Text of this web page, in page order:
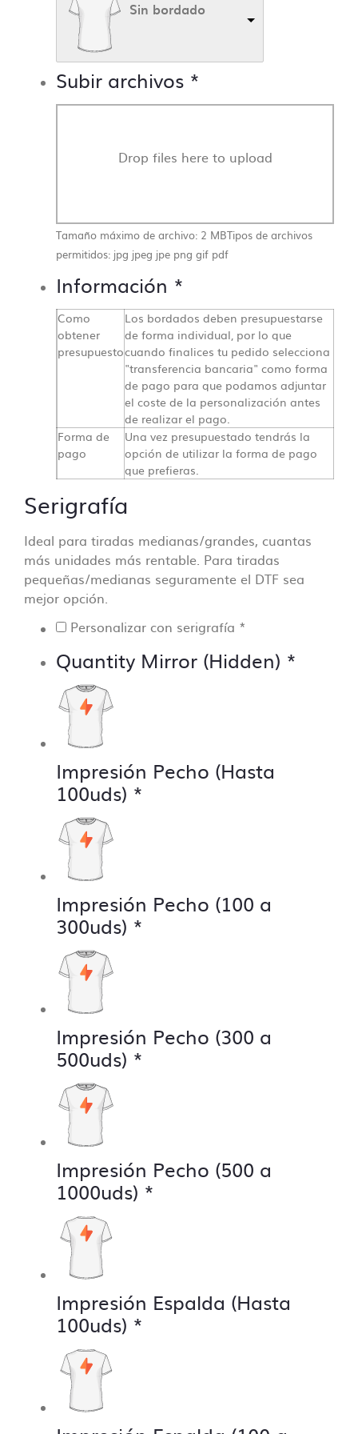
Sin bordado
Subir archivos *
Drop files here to upload
Tamaño máximo de archivo: 2 MBTipos de archivos
permitidos: jpg jpeg jpe png gif pdf
Información *
Como
obtener
presupuesto
Los bordados deben presupuestarse
de forma individual, por lo que
cuando finalices tu pedido selecciona
"transferencia bancaria" como forma
de pago para que podamos adjuntar
el coste de la personalización antes
de realizar el pago.
Forma de
pago
Una vez presupuestado tendrás la
opción de utilizar la forma de pago
que prefieras.
Serigrafía
Ideal para tiradas medianas/grandes, cuantas
más unidades más rentable. Para tiradas
pequeñas/medianas seguramente el DTF sea
mejor opción.
Personalizar con serigrafía *
Quantity Mirror (Hidden) *
Impresión Pecho (Hasta
100uds) *
Impresión Pecho (100 a
300uds) *
Impresión Pecho (300 a
500uds) *
Impresión Pecho (500 a
1000uds) *
Impresión Espalda (Hasta
100uds) *
Contacto directo, nada
de centralitas ni bots